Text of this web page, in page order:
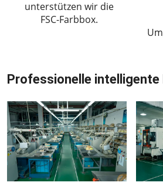
unterstützen wir die
FSC-Farbbox.
Professionelle intelligente